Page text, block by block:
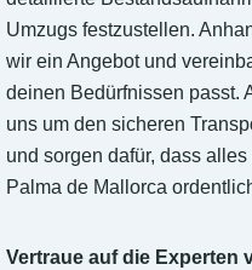
Umzugs festzustellen.
wir ein Angebot und
deinen Bedürfnissen passt.
uns um den sicheren
und sorgen dafür, dass
Palma de Mallorca
Vertraue auf die Experten